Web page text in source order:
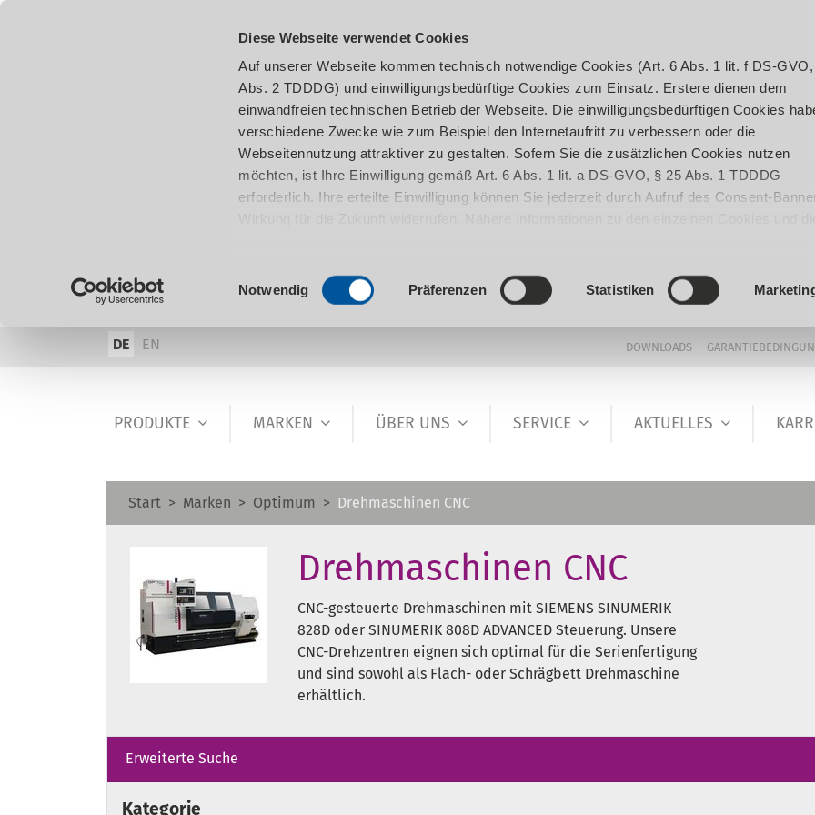
Diese Webseite verwendet Cookies
Auf unserer Webseite kommen technisch notwendige Cookies (Art. 6 Abs. 1 lit. f DS-
Abs. 2 TDDDG) und einwilligungsbedürftige Cookies zum Einsatz. Erstere dienen dem
einwandfreien technischen Betrieb der Webseite. Die einwilligungsbedürftigen Cookies
verschiedene Zwecke wie zum Beispiel den Internetaufritt zu verbessern oder die
Webseitennutzung attraktiver zu gestalten. Sofern Sie die zusätzlichen Cookies nutzen
möchten, ist Ihre Einwilligung gemäß Art. 6 Abs. 1 lit. a DS-GVO, § 25 Abs. 1 TDDDG
erforderlich. Ihre erteilte Einwilligung können Sie jederzeit durch Aufruf des Consent-
Einwilligungsauswahl
Notwendig Präferenzen Statistiken
DE EN DOWNLOADS
PRODUKTE MARKEN ÜBER UNS SERVICE AKTUELLES
Start Marken Optimum Drehmaschinen CNC
Drehmaschinen CNC
CNC-gesteuerte Drehmaschinen mit SIEMENS SINUMERIK
828D oder SINUMERIK 808D ADVANCED Steuerung. Unsere
CNC-Drehzentren eignen sich optimal für die Serienfertigung
und sind sowohl als Flach- oder Schrägbett Drehmaschine
erhältlich.
Erweiterte Suche
Kategorie